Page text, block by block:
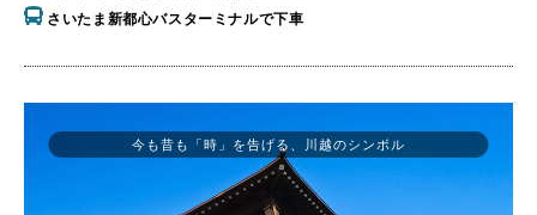
さいたま新都心バスターミナルで下車
今も昔も「時」を告げる、川越のシンボル